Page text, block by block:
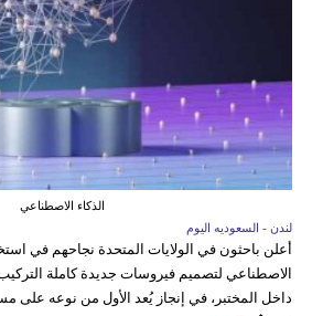
الذكاء الاصطناعي
لندن - السعوديه اليوم
أعلن باحثون في الولايات المتحدة نجاحهم في
الاصطناعي لتصميم فيروسات جديدة كاملة
داخل المختبر، في إنجاز يُعد الأول من نوعه على